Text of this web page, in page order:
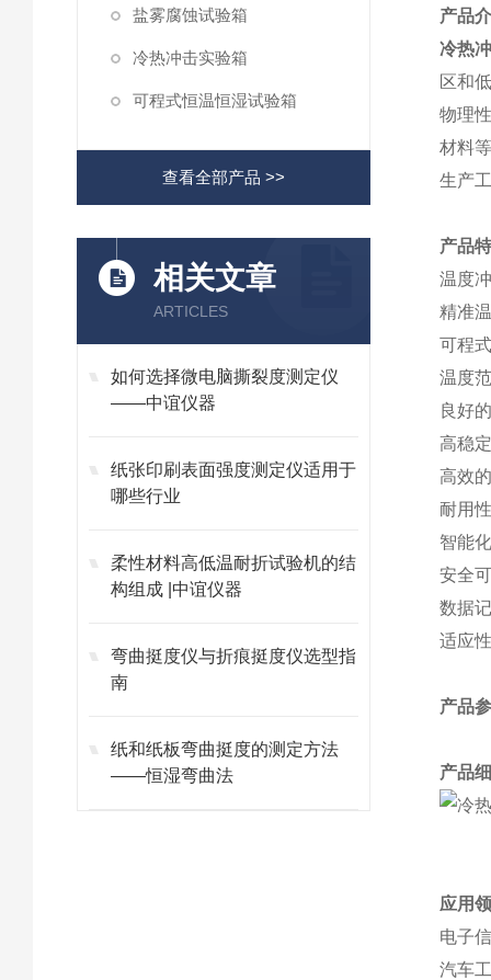
盐雾腐蚀试验箱
冷热冲击实验箱
可程式恒温恒湿试验箱
查看全部产品 >>
相关文章
ARTICLES
如何选择微电脑撕裂度测定仪
——中谊仪器
纸张印刷表面强度测定仪适用于
哪些行业
柔性材料高低温耐折试验机的结
构组成 |中谊仪器
弯曲挺度仪与折痕挺度仪选型指
南
纸和纸板弯曲挺度的测定方法
——恒湿弯曲法
产品
冷热
区和
物理
材料
生产
产品
温度
精准
可程
温度
良好
高稳
高效
耐用
智能
安全
数据
适应
产品
产品
应用
电子
汽车